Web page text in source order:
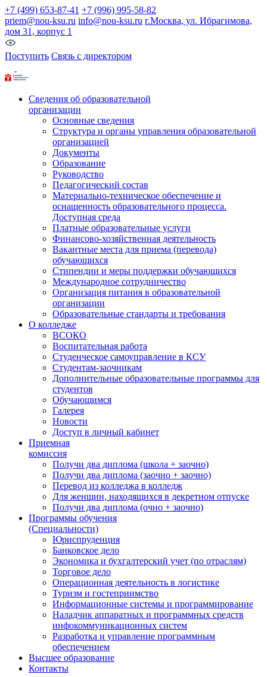
+7 (499) 653-87-41 +7 (996) 995-58-82
priem@nou-ksu.ru info@nou-ksu.ru г.Москва, ул. Ибрагимова,
дом 31, корпус 1
Поступить Связь с директором
Сведения об образовательной
организации
Основные сведения
Структура и органы управления образовательной
организацией
Документы
Образование
Руководство
Педагогический состав
Материально-техническое обеспечение и
оснащенность образовательного процесса.
Доступная среда
Платные образовательные услуги
Финансово-хозяйственная деятельность
Вакантные места для приема (перевода)
обучающихся
Стипендии и меры поддержки обучающихся
Международное сотрудничество
Организация питания в образовательной
организации
Образовательные стандарты и требования
О колледже
ВСОКО
Воспитательная работа
Студенческое самоуправление в КСУ
Студентам-заочникам
Дополнительные образовательные программы для
студентов
Обучающимся
Галерея
Новости
Доступ в личный кабинет
Приемная
комиссия
Получи два диплома (школа + заочно)
Получи два диплома (заочно + заочно)
Перевод из колледжа в колледж
Для женщин, находящихся в декретном отпуске
Получи два диплома (очно + заочно)
Программы обучения
(Специальности)
Юриспруденция
Банковское дело
Экономика и бухгалтерский учет (по отраслям)
Торговое дело
Операционная деятельность в логистике
Туризм и гостеприимство
Информационные системы и программирование
Наладчик аппаратных и программных средств
инфокоммуникационных систем
Разработка и управление программным
обеспечением
Высшее образование
Контакты